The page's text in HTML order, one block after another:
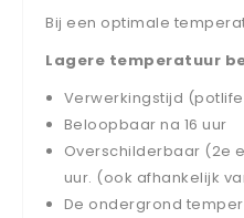
Bij een optimale
Lagere temperatuur
Verwerkingstijd
Beloopbaar na 16 uur
Overschilderbaar (2e
uur. (ook afhankelijk
De ondergrond